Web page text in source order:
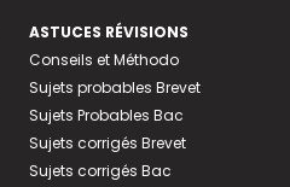
ASTUCES RÉVISIONS
Conseils et Méthodo
Sujets probables Brevet
Sujets Probables Bac
Sujets corrigés Brevet
Sujets corrigés Bac